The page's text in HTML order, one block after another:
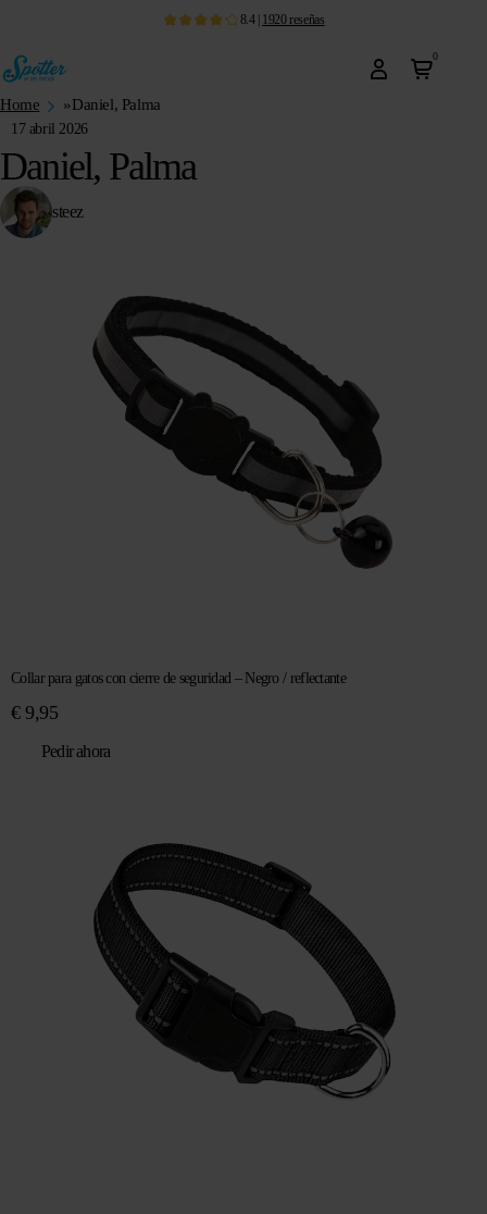
8.4| 1920 reseñas
0
Home »Daniel, Palma
17 abril 2026
Daniel, Palma
steez
Collar para gatos con cierre de seguridad – Negro / reflectante
€9,95
Pedir ahora